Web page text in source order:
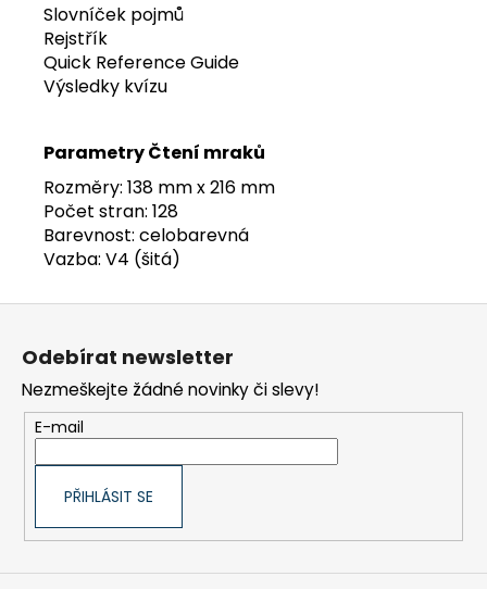
Slovníček pojmů
Rejstřík
Quick Reference Guide
Výsledky kvízu
Parametry Čtení mraků
Rozměry: 138 mm x 216 mm
Počet stran: 128
Barevnost: celobarevná
Vazba: V4 (šitá)
Z
Odebírat newsletter
Nezmeškejte žádné novinky či slevy!
E-mail
PŘIHLÁSIT SE